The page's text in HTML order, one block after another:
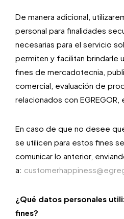
De manera adicional,
personal para finalidades
necesarias para el servicio
permiten y facilitan brindarle
fines de mercadotecnia,
comercial, evaluación de
relacionados con
En caso de que no desee
se utilicen para estos fines
comunicar lo anterior,
a:
¿Qué datos personales
fines?